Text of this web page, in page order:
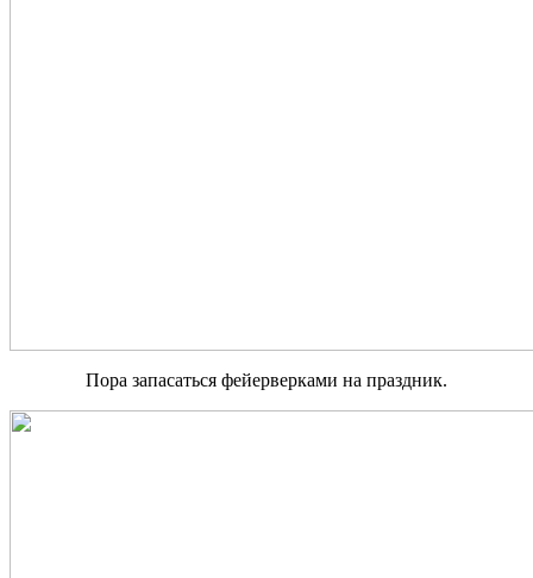
Пора запасаться фейерверками на праздник.